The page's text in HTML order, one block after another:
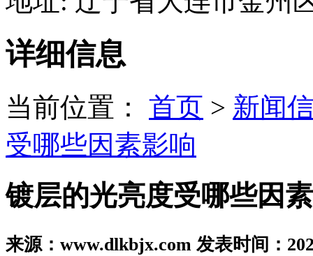
详细信息
当前位置： 首页 > 新闻
受哪些因素影响
镀层的光亮度受哪些因
来源：www.dlkbjx.com 发表时间：